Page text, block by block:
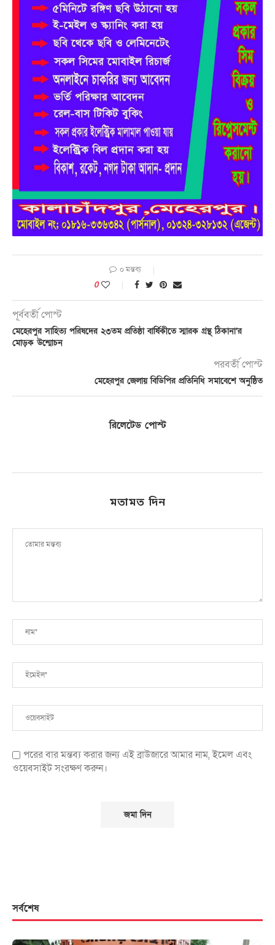
০ মন্তব্য
0
পূর্ববর্তী পোস্ট
মেহেরপুর সাহিত্য পরিষদের ২৩তম প্রতিষ্ঠা বার্ষিকীতে স্মারক গ্রন্থ ঠিকানা’র
মোড়ক উন্মোচন
পরবর্তী পোস্ট
মেহেরপুর জেলায় বিডিপির প্রতিনিধি সমাবেশে অনুষ্ঠিত
রিলেটেড পোস্ট
মতামত দিন
পরের বার মন্তব্য করার জন্য এই ব্রাউজারে আমার নাম, ইমেল এবং
ওয়েবসাইট সংরক্ষণ করুন।
সর্বশেষ